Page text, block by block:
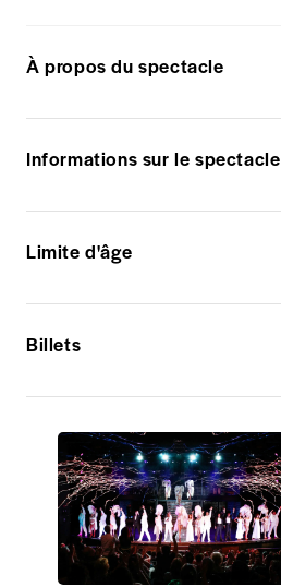
À propos du spectacle
Informations sur le spectacle
Limite d'âge
Billets